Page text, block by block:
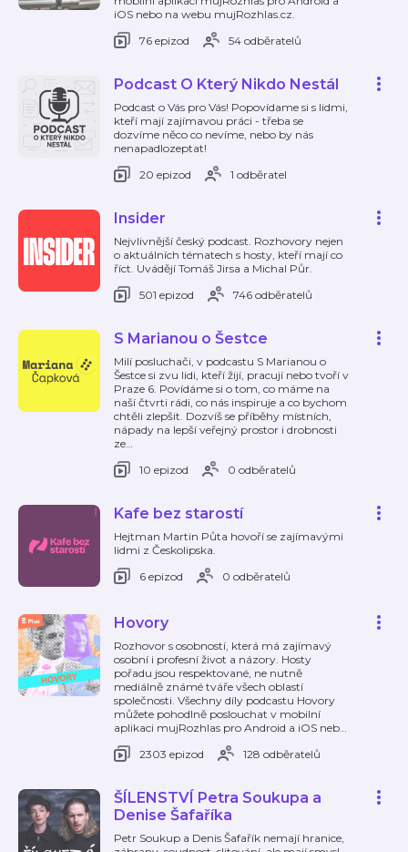
iOS nebo na webu mujRozhlas.cz.
76 epizod
54 odběratelů
Podcast O Který Nikdo Nestál
Podcast o Vás pro Vás! Popovídame si s lidmi,
kteří mají zajímavou práci - třeba se
dozvíme něco co nevíme, nebo by nás
nenapadlozeptat!
20 epizod
1 odběratel
Insider
Nejvlivnější český podcast. Rozhovory nejen
o aktuálních tématech s hosty, kteří mají co
říct. Uvádějí Tomáš Jirsa a Michal Půr.
501 epizod
746 odběratelů
S Marianou o Šestce
Milí posluchači, v podcastu S Marianou o
Šestce si zvu lidi, kteří žijí, pracují nebo tvoří v
Praze 6. Povídáme si o tom, co máme na
naší čtvrti rádi, co nás inspiruje a co bychom
chtěli zlepšit. Dozvíš se příběhy místních,
nápady na lepší veřejný prostor i drobnosti
ze…
10 epizod
0 odběratelů
Kafe bez starostí
Hejtman Martin Půta hovoří se zajímavými
lidmi z Českolipska.
6 epizod
0 odběratelů
Hovory
Rozhovor s osobností, která má zajímavý
osobní i profesní život a názory. Hosty
pořadu jsou respektované, ne nutně
mediálně známé tváře všech oblastí
společnosti. Všechny díly podcastu Hovory
můžete pohodlně poslouchat v mobilní
aplikaci mujRozhlas pro Android a iOS neb…
2303 epizod
128 odběratelů
ŠÍLENSTVÍ Petra Soukupa a
Denise Šafaříka
Petr Soukup a Denis Šafařík nemají hranice,